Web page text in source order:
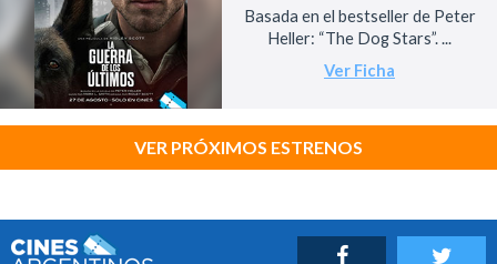
Basada en el bestseller de Peter
Heller: “The Dog Stars”. ...
Ver Ficha
VER PRÓXIMOS ESTRENOS